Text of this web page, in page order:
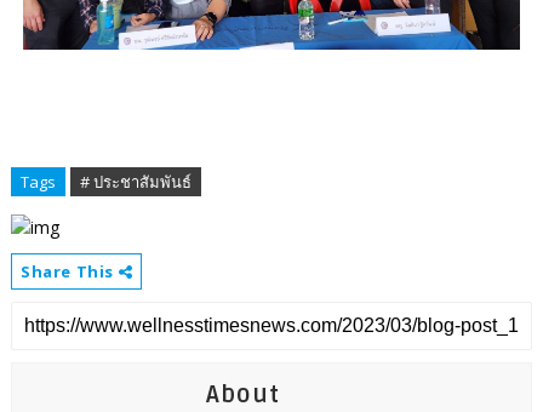
Tags # ประชาสัมพันธ์
Share This
About